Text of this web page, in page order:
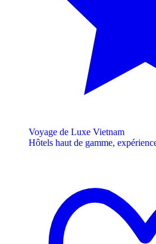
Voyage de Luxe Vietnam
Hôtels haut de gamme,